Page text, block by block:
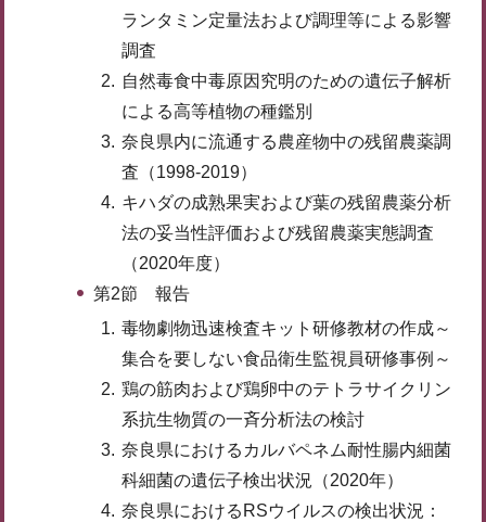
ランタミン定量法および調理等による影響
調査
自然毒食中毒原因究明のための遺伝子解析
による高等植物の種鑑別
奈良県内に流通する農産物中の残留農薬調
査（1998-2019）
キハダの成熟果実および葉の残留農薬分析
法の妥当性評価および残留農薬実態調査
（2020年度）
第2節 報告
毒物劇物迅速検査キット研修教材の作成～
集合を要しない食品衛生監視員研修事例～
鶏の筋肉および鶏卵中のテトラサイクリン
系抗生物質の一斉分析法の検討
奈良県におけるカルバペネム耐性腸内細菌
科細菌の遺伝子検出状況（2020年）
奈良県におけるRSウイルスの検出状況：